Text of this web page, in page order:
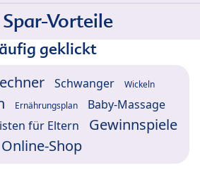
Vorteile
geklickt
Schwanger Wickeln
Ernährungsplan Baby-Massage
für Eltern
Gewinnspiele
Online-Shop